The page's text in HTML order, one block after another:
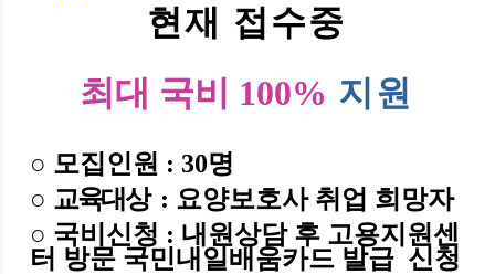
현재 접수중
최대 국비 100% 지원
○ 모집인원 : 30명
○ 교육대상 : 요양보호사 취업 희망자
○ 국비신청 : 내원상담 후 고용지원센
터 방문 국민내일배움카드 발급 신청